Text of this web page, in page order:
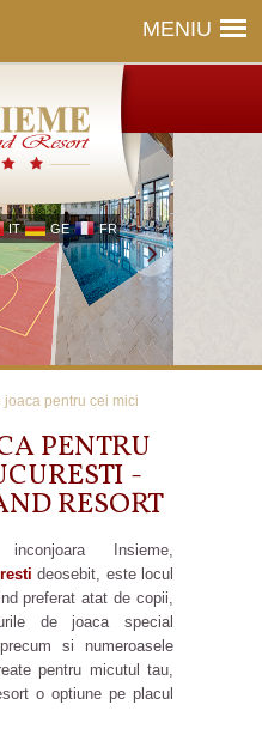
MENIU
IT GE FR
joaca pentru cei mici
PENTRU
-
RESORT
Insieme,
deosebit, este locul
preferat atat de copii,
de joaca special
si numeroasele
pentru micutul tau,
o optiune pe placul